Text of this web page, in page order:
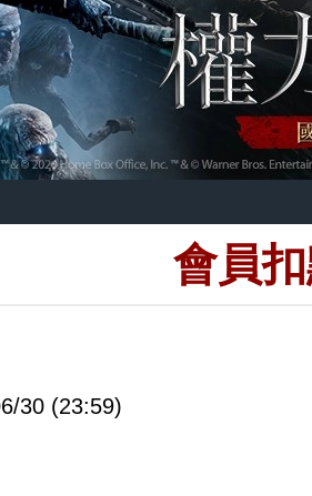
會員
30 (23:59)